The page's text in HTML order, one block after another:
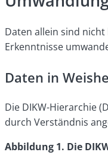
Daten allein sind
Erkenntnisse
Daten in
Die DIKW-Hierarchie
durch Verständnis
Abbildung 1. Die